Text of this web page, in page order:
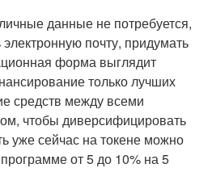
данные не потребуется,
электронную почту, придумать
форма выглядит
только лучших
средств между всеми
чтобы диверсифицировать
уже сейчас на токене можно
от 5 до 10% на 5